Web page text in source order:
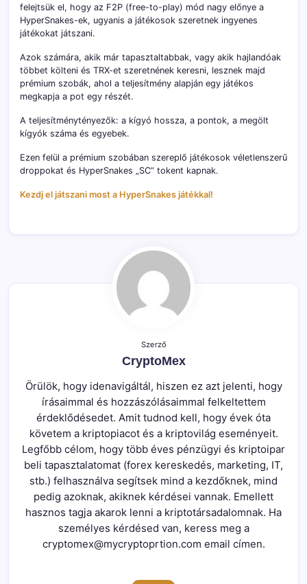
felejtsük el, hogy az F2P (free-to-play) mód nagy előnye a
HyperSnakes-ek, ugyanis a játékosok szeretnek ingyenes
játékokat játszani.
Azok számára, akik már tapasztaltabbak, vagy akik hajlandóak
többet költeni és TRX-et szeretnének keresni, lesznek majd
prémium szobák, ahol a teljesítmény alapján egy játékos
megkapja a pot egy részét.
A teljesítménytényezők: a kígyó hossza, a pontok, a megölt
kígyók száma és egyebek.
Ezen felül a prémium szobában szereplő játékosok véletlenszerű
droppokat és HyperSnakes „SC” tokent kapnak.
Kezdj el játszani most a HyperSnakes játékkal!
Szerző
CryptoMex
Örülök, hogy idenavigáltál, hiszen ez azt jelenti, hogy
írásaimmal és hozzászólásaimmal felkeltettem
érdeklődésedet. Amit tudnod kell, hogy évek óta
követem a kriptopiacot és a kriptovilág eseményeit.
Legfőbb célom, hogy több éves pénzügyi és kriptoipar
beli tapasztalatomat (forex kereskedés, marketing, IT,
stb.) felhasználva segítsek mind a kezdőknek, mind
pedig azoknak, akiknek kérdései vannak. Emellett
hasznos tagja akarok lenni a kriptotársadalomnak. Ha
személyes kérdésed van, keress meg a
cryptomex@mycryptoprtion.com email címen.